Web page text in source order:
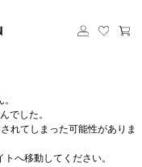
でした。
れてしまった可能性がありま
へ移動してください。